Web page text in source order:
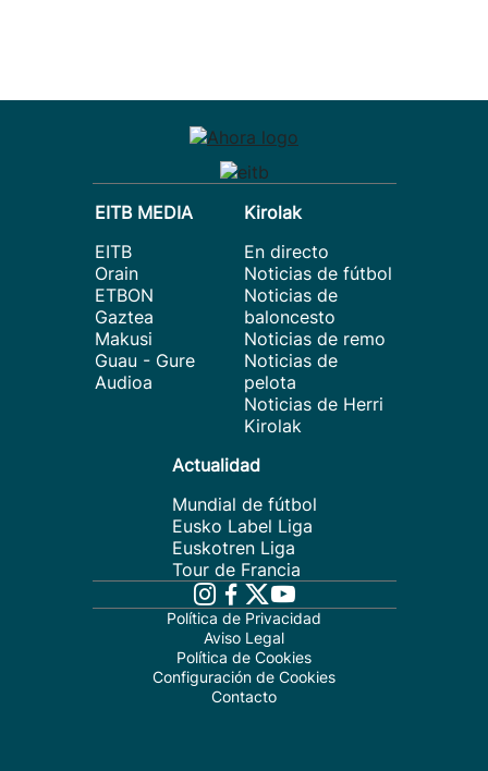
EITB MEDIA
EITB
Orain
ETBON
Gaztea
Makusi
Guau - Gure
Audioa
Kirolak
En directo
Noticias de fútbol
Noticias de
baloncesto
Noticias de remo
Noticias de
pelota
Noticias de Herri
Kirolak
Actualidad
Mundial de fútbol
Eusko Label Liga
Euskotren Liga
Tour de Francia
Política de Privacidad
Aviso Legal
Política de Cookies
Configuración de Cookies
Contacto